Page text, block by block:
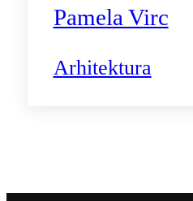
Pamela Virc
Arhitektura